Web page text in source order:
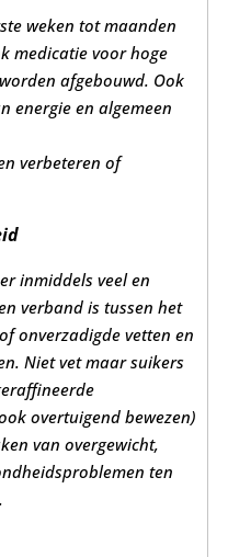
weken tot maanden
medicatie voor hoge
afgebouwd. Ook
energie en algemeen
verbeteren of
inmiddels veel en
verband istussen het
onverzadigde vetten en
Niet vet maar suikers
overtuigend bewezen)
van overgewicht,
ten